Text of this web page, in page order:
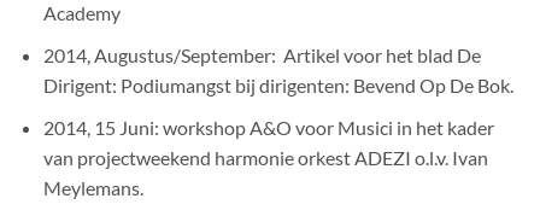
Academy
2014, Augustus/September: Artikel voor het blad De
Dirigent: Podiumangst bij dirigenten: Bevend Op De Bok.
2014, 15 Juni: workshop A&O voor Musici in het kader
van projectweekend harmonie orkest ADEZI o.l.v. Ivan
Meylemans.